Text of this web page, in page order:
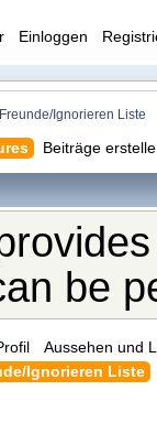
Einloggen
Freunde/Ignorieren Liste
Beiträge
be
Aussehen und
Ignorieren Liste